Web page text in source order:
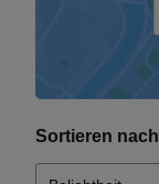
Sortieren nach